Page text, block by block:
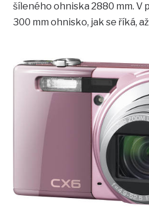
šíleného ohniska 2880 mm. V
300 mm ohnisko, jak se říká,